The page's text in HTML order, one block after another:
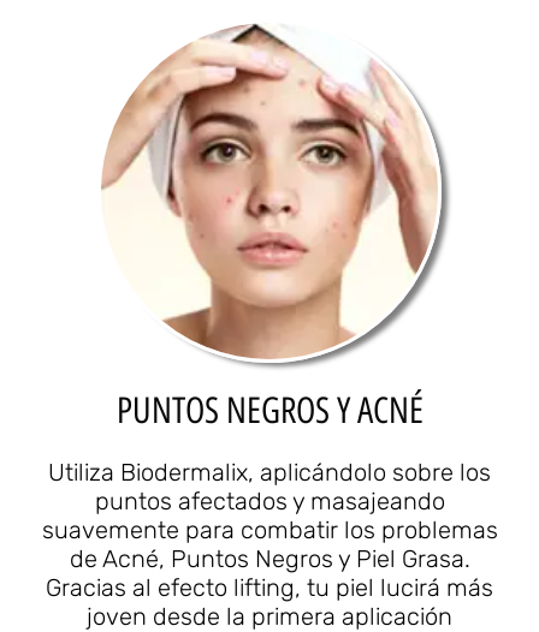
PUNTOS NEGROS Y ACNÉ
Utiliza Biodermalix, aplicándolo sobre los
puntos afectados y masajeando
suavemente para combatir los problemas
de Acné, Puntos Negros y Piel Grasa.
Gracias al efecto lifting, tu piel lucirá más
joven desde la primera aplicación